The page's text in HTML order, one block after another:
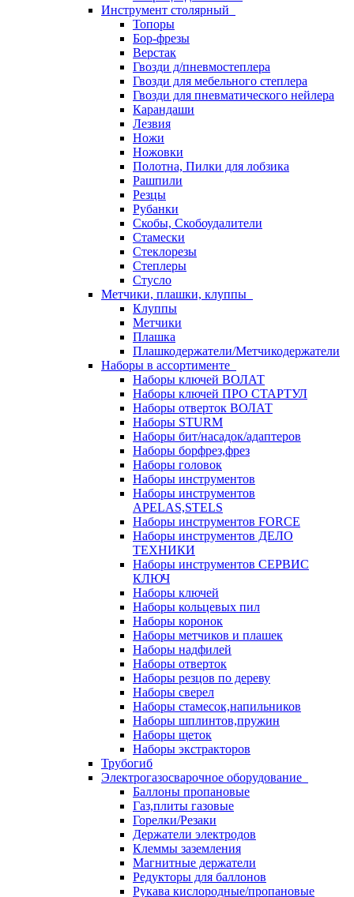
Инструмент столярный
Топоры
Бор-фрезы
Верстак
Гвозди д/пневмостеплера
Гвозди для мебельного степлера
Гвозди для пневматического нейлера
Карандаши
Лезвия
Ножи
Ножовки
Полотна, Пилки для лобзика
Рашпили
Резцы
Рубанки
Скобы, Скобоудалители
Стамески
Стеклорезы
Степлеры
Стусло
Метчики, плашки, клуппы
Клуппы
Метчики
Плашка
Плашкодержатели/Метчикодержатели
Наборы в ассортименте
Наборы ключей ВОЛАТ
Наборы ключей ПРО СТАРТУЛ
Наборы отверток ВОЛАТ
Наборы STURM
Наборы бит/насадок/адаптеров
Наборы борфрез,фрез
Наборы головок
Наборы инструментов
Наборы инструментов
APELAS,STELS
Наборы инструментов FORCE
Наборы инструментов ДЕЛО
ТЕХНИКИ
Наборы инструментов СЕРВИС
КЛЮЧ
Наборы ключей
Наборы кольцевых пил
Наборы коронок
Наборы метчиков и плашек
Наборы надфилей
Наборы отверток
Наборы резцов по дереву
Наборы сверел
Наборы стамесок,напильников
Наборы шплинтов,пружин
Наборы щеток
Наборы экстракторов
Трубогиб
Электрогазосварочное оборудование
Баллоны пропановые
Газ,плиты газовые
Горелки/Резаки
Держатели электродов
Клеммы заземления
Магнитные держатели
Редукторы для баллонов
Рукава кислородные/пропановые